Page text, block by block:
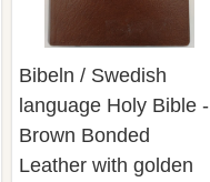
Bibeln / Swedish
language Holy Bible -
Brown Bonded
Leather with golden